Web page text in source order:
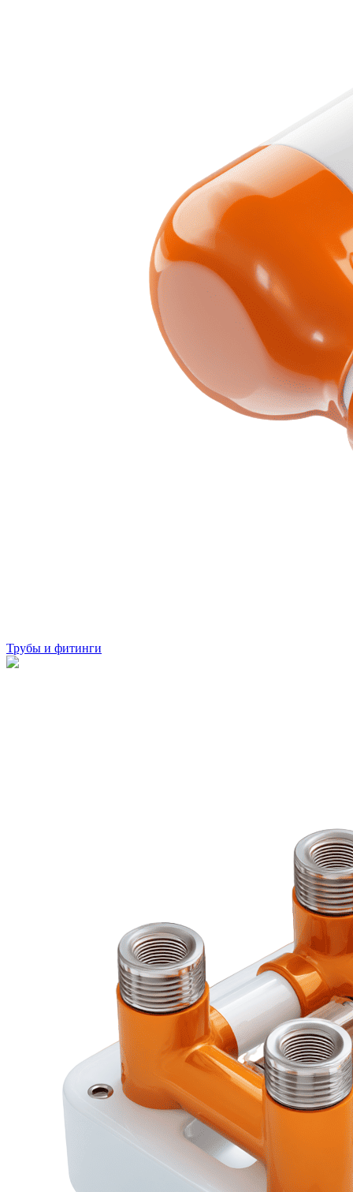
Трубы и фитинги